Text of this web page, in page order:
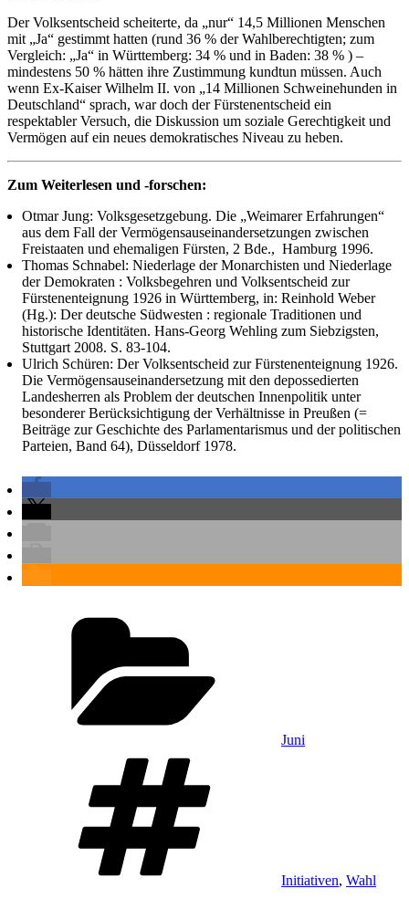
Der Volksentscheid scheiterte, da „nur“ 14,5 Millionen Menschen
mit „Ja“ gestimmt hatten (rund 36 % der Wahlberechtigten; zum
Vergleich: „Ja“ in Württemberg: 34 % und in Baden: 38 % ) –
mindestens 50 % hätten ihre Zustimmung kundtun müssen. Auch
wenn Ex-Kaiser Wilhelm II. von „14 Millionen Schweinehunden in
Deutschland“ sprach, war doch der Fürstenentscheid ein
respektabler Versuch, die Diskussion um soziale Gerechtigkeit und
Vermögen auf ein neues demokratisches Niveau zu heben.
Zum Weiterlesen und -forschen:
Otmar Jung: Volksgesetzgebung. Die „Weimarer Erfahrungen“
aus dem Fall der Vermögensauseinandersetzungen zwischen
Freistaaten und ehemaligen Fürsten, 2 Bde., Hamburg 1996.
Thomas Schnabel: Niederlage der Monarchisten und Niederlage
der Demokraten : Volksbegehren und Volksentscheid zur
Fürstenenteignung 1926 in Württemberg, in: Reinhold Weber
(Hg.): Der deutsche Südwesten : regionale Traditionen und
historische Identitäten. Hans-Georg Wehling zum Siebzigsten,
Stuttgart 2008. S. 83-104.
Ulrich Schüren: Der Volksentscheid zur Fürstenenteignung 1926.
Die Vermögensauseinandersetzung mit den depossedierten
Landesherren als Problem der deutschen Innenpolitik unter
besonderer Berücksichtigung der Verhältnisse in Preußen (=
Beiträge zur Geschichte des Parlamentarismus und der politischen
Parteien, Band 64), Düsseldorf 1978.
Juni
Initiativen, Wahl